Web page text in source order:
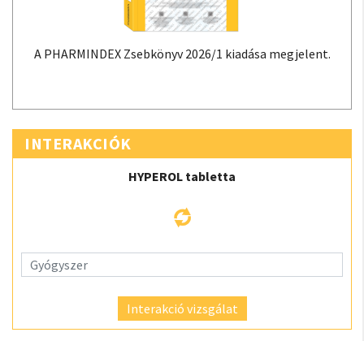
A PHARMINDEX Zsebkönyv 2026/1 kiadása megjelent.
INTERAKCIÓK
HYPEROL tabletta
Interakció vizsgálat